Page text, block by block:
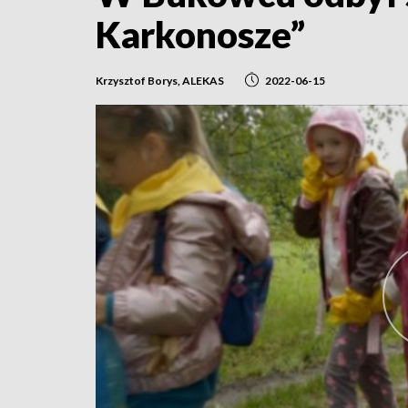
Karkonosze”
Krzysztof Borys, ALEKAS 2022-06-15